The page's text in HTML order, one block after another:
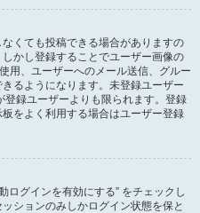
くても投稿できる場合がありますの
かし登録することでユーザー画像の
用、ユーザーへのメール送信、グルー
るようになります。未登録ユーザー
登録ユーザーよりも限られます。登録
をよく利用する場合はユーザー登録
ログインを有効にする” をチェックし
ションのみしかログイン状態を保と